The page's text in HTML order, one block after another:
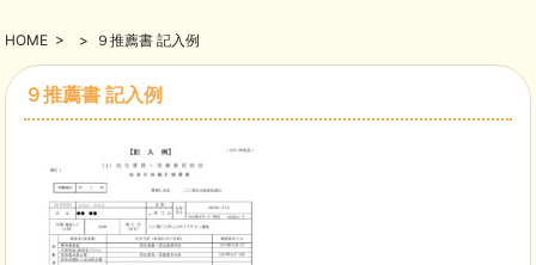
HOME > > ９推薦書 記入例
９推薦書 記入例